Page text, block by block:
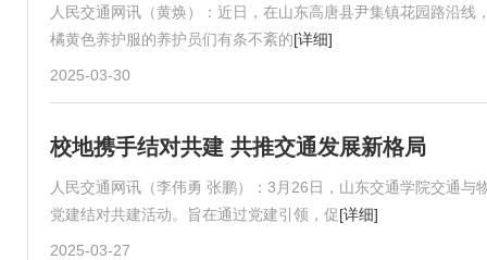
人民交通网讯（黄焕）：近日，在山东高唐县尹集镇花园路沿
橘黄色养护服的养护员们有条不紊的[详细]
2025-03-30
校地携手结对共建 共推交通发展新格局
人民交通网讯（李伟勇 张鹏）：3月26日，山东交通学院交通
党建结对共建活动。旨在通过党建引领，促[详细]
2025-03-27